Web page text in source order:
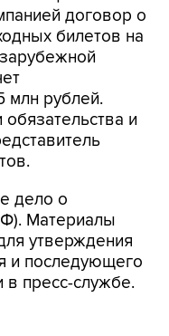
договор о
билетов на
млн рублей.
и
дело о
Материалы
утверждения
и последующего
в пресс-службе.